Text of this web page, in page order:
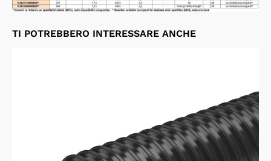
TI POTREBBERO INTERESSARE ANCHE